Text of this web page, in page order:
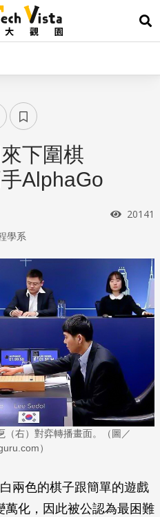
展
下圍棋
AlphaGo
瀏覽次
20141
學系
右）對弈轉播畫面。（圖／
）
兩色的棋子跟簡單的遊戲
萬化，因此被公認為最困難